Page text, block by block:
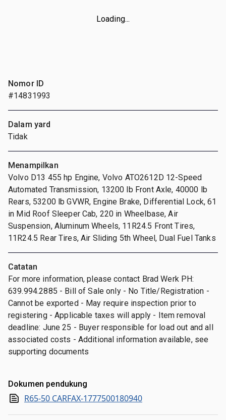
Loading...
Nomor ID
#14831993
Dalam yard
Tidak
Menampilkan
Volvo D13 455 hp Engine, Volvo ATO2612D 12-Speed
Automated Transmission, 13200 lb Front Axle, 40000 lb
Rears, 53200 lb GVWR, Engine Brake, Differential Lock, 61
in Mid Roof Sleeper Cab, 220 in Wheelbase, Air
Suspension, Aluminum Wheels, 11R24.5 Front Tires,
11R24.5 Rear Tires, Air Sliding 5th Wheel, Dual Fuel Tanks
Catatan
For more information, please contact Brad Werk PH:
639.994.2885 - Bill of Sale only - No Title/Registration -
Cannot be exported - May require inspection prior to
registering - Applicable taxes will apply - Item removal
deadline: June 25 - Buyer responsible for load out and all
associated costs - Additional information available, see
supporting documents
Dokumen pendukung
R65-50 CARFAX-1777500180940